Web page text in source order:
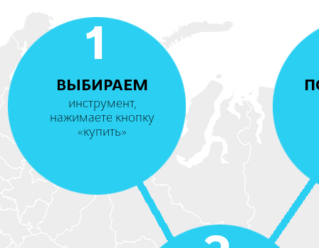
1
ВЫБИРАЕМ
инструмент,
нажимаете кнопку
«купить»